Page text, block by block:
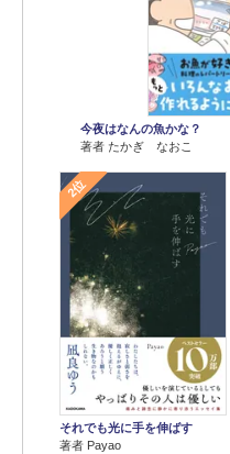
今夜はなんの魚かな？
著者 たかぎ なおこ
2位
それでも光に手を伸ばす
著者 Payao